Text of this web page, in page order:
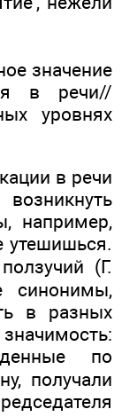
значение
в речи//
уровнях
в речи
например,
(Г.
синонимы,
в разных
по
получали